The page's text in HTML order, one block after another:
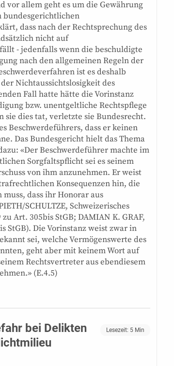
vor allem geht es um die Gewährung
bundesgerichtlichen
dass nach der Rechtsprechung des
nicht auf
- jedenfalls wenn die beschuldigte
nach den allgemeinen Regeln der
ist es deshalb
Nichtaussichtslosigkeit des
Fall hatte hätte die Vorinstanz
bzw. unentgeltliche Rechtspflege
dies tat, verletzte sie Bundesrecht.
Beschwerdeführers, dass er keinen
Das Bundesgericht hielt das Thema
«Der Beschwerdeführer machte im
Sorgfaltspflicht sei es seinem
von ihm anzunehmen. Er weist
Konsequenzen hin, die
dass ihr Honorar aus
SCHULTZE, Schweizerisches
Art. 305bis StGB; DAMIAN K. GRAF,
StGB). Die Vorinstanz weist zwar in
sei, welche Vermögenswerte des
geht aber mit keinem Wort auf
Rechtsvertreter aus ebendiesem
(E.4.5)
bei Delikten
Lesezeit: 5 Min